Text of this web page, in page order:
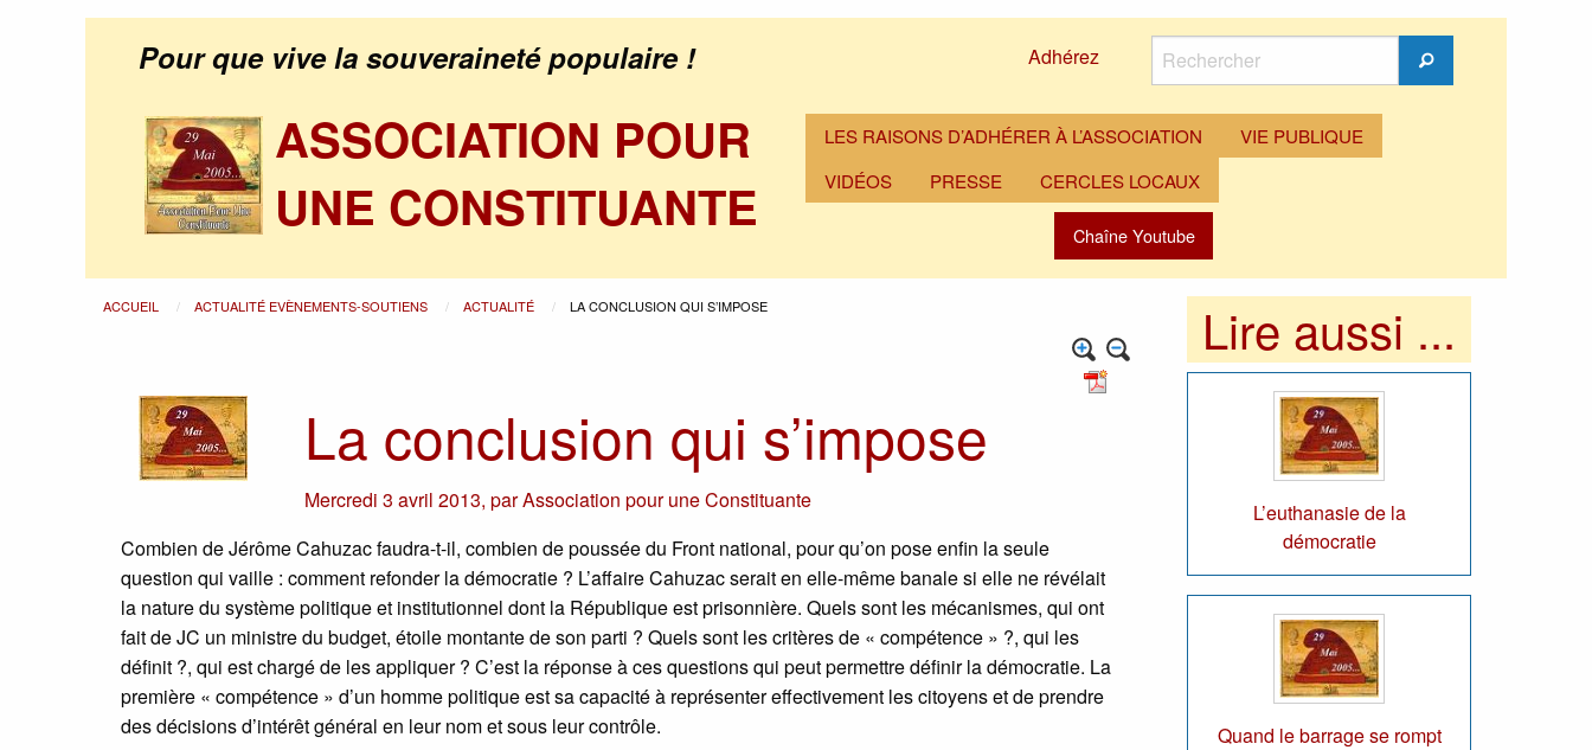
Pour que vive la souveraineté populaire ! Adhérez
Rechercher
Rechercher
ASSOCIATION POUR
UNE CONSTITUANTE
LES RAISONS D’ADHÉRER À L’ASSOCIATION
VIE PUBLIQUE
VIDÉOS
PRESSE CERCLES LOCAUX
Chaîne Youtube
ACCUEIL ACTUALITÉ EVÈNEMENTS-SOUTIENS ACTUALITÉ LA CONCLUSION QUI S’IMPOSE
La conclusion qui s’impose
Mercredi 3 avril 2013,parAssociation pour une Constituante
Combien de Jérôme Cahuzac faudra-t-il, combien de poussée du Front national, pour qu’on pose enfin la seule
question qui vaille : comment refonder la démocratie ? L’affaire Cahuzac serait en elle-même banale si elle ne révélait
la nature du système politique et institutionnel dont la République est prisonnière. Quels sont les mécanismes, qui ont
fait de JC un ministre du budget, étoile montante de son parti ? Quels sont les critères de « compétence » ?, qui les
définit ?, qui est chargé de les appliquer ? C’est la réponse à ces questions qui peut permettre définir la démocratie. La
première « compétence » d’un homme politique est sa capacité à représenter effectivement les citoyens et de prendre
des décisions d’intérêt général en leur nom et sous leur contrôle.
Lire aussi ...
L’euthanasie de la
démocratie
Quand le barrage se rompt